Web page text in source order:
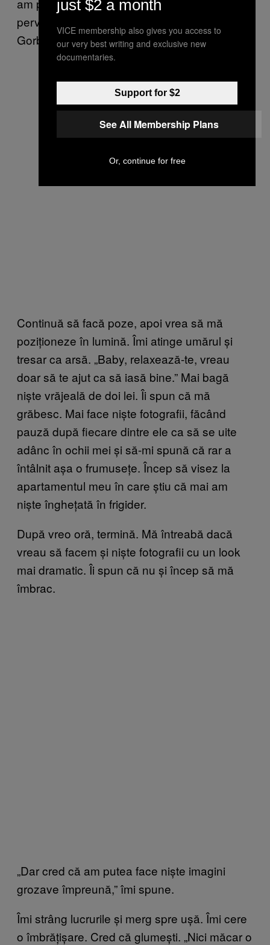
pervers de vârstă mijlocie care seamănă cu
Gorbaciov? Să mori tu?!
Continuă să facă poze, apoi vrea să mă
poziționeze în lumină. Îmi atinge umărul și
tresar ca arsă. „Baby, relaxează-te, vreau
doar să te ajut ca să iasă bine.” Mai bagă
niște vrăjeală de doi lei. Îi spun că mă
grăbesc. Mai face niște fotografii, făcând
pauză după fiecare dintre ele ca să se uite
adânc în ochii mei și să-mi spună că rar a
întâlnit așa o frumusețe. Încep să visez la
apartamentul meu în care știu că mai am
niște înghețată în frigider.
După vreo oră, termină. Mă întreabă dacă
vreau să facem și niște fotografii cu un look
mai dramatic. Îi spun că nu și încep să mă
îmbrac.
„Dar cred că am putea face niște imagini
grozave împreună,” îmi spune.
Îmi strâng lucrurile și merg spre ușă. Îmi cere
o îmbrățișare. Cred că glumești. „Nici măcar o
just $2 a month
VICE membership also gives you access to
our very best writing and exclusive new
documentaries.
Support for $2
See All Membership Plans
Or, continue for free